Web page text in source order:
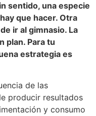
sentido, una especie
que hacer. Otra
ir al gimnasio. La
plan. Para tu
estrategia es
de las
producir resultados
y consumo